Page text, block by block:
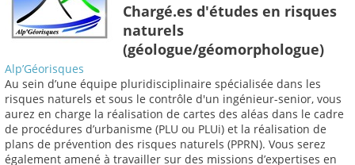
Chargé.es d'études en risques
naturels
(géologue/géomorphologue)
Alp’Géorisques
Au sein d’une équipe pluridisciplinaire spécialisée dans les
risques naturels et sous le contrôle d'un ingénieur-senior, vous
aurez en charge la réalisation de cartes des aléas dans le cadre
de procédures d’urbanisme (PLU ou PLUi) et la réalisation de
plans de prévention des risques naturels (PPRN). Vous serez
également amené à travailler sur des missions d’expertises en